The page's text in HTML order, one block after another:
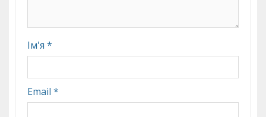
Ім'я *
Email *